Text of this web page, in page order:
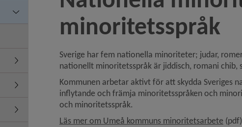
Undermeny för Nationella minoriteter och minoritetsspråk
Undermeny för Förvaltningsområde för finska
Undermeny för Förvaltningsområde för meänkieli
Undermeny för Förvaltningsområde för samiska
minoritetsspråk
Sverige har fem nationella minoriteter; judar,
nationellt minoritetsspråk är jiddisch, romani chib,
Kommunen arbetar aktivt för att skydda Sveriges
inflytande och främja minoritetsspråken och
och minoritetsspråk.
Läs mer om Umeå kommuns minoritetsarbete, 1.9
(pdf)